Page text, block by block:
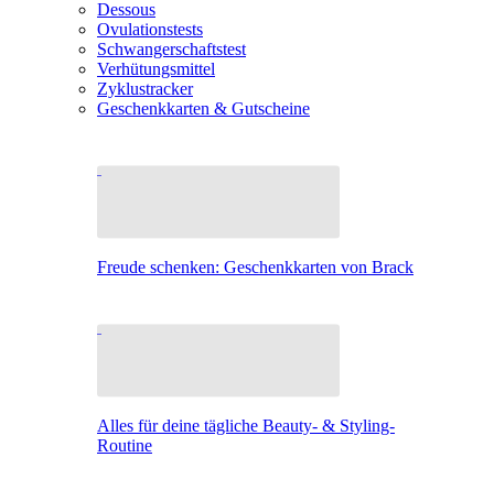
Dessous
Ovulationstests
Schwangerschaftstest
Verhütungsmittel
Zyklustracker
Geschenkkarten & Gutscheine
Freude schenken: Geschenkkarten von Brack
Alles für deine tägliche Beauty- & Styling-
Routine